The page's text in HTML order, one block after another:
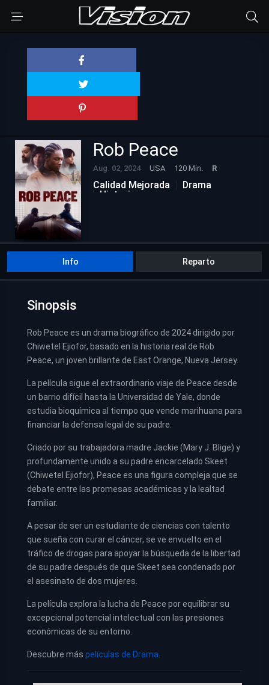
Rob Peace
Aug. 02, 2024 USA 120 Min. R
Calidad Mejorada
Drama
Historia
Info Reparto
Sinopsis
Rob Peace es un drama biográfico de 2024 dirigido por
Chiwetel Ejiofor, basado en la historia real de Rob
Peace, un joven brillante de East Orange, Nueva Jersey.
La película sigue el extraordinario viaje de Peace desde
un barrio difícil hasta la Universidad de Yale, donde
estudia bioquímica al tiempo que vende marihuana para
financiar la defensa legal de su padre.
Criado por su trabajadora madre Jackie (Mary J. Blige) y
profundamente unido a su padre encarcelado Skeet
(Chiwetel Ejiofor), Peace es una figura compleja que se
debate entre las promesas académicas y la lealtad
familiar.
A pesar de ser un estudiante de ciencias con talento
que sueña con curar el cáncer, se ve envuelto en el
tráfico de drogas para apoyar la búsqueda de la libertad
de su padre después de que Skeet sea condenado por
el asesinato de dos mujeres.
La película explora la lucha de Peace por equilibrar su
excepcional potencial intelectual con las presiones
económicas de su entorno.
Descubre más películas de Drama